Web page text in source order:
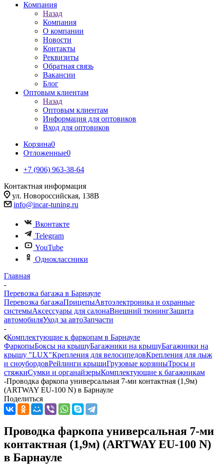
Компания
Назад
Компания
О компании
Новости
Контакты
Реквизиты
Обратная связь
Вакансии
Блог
Оптовым клиентам
Назад
Оптовым клиентам
Информация для оптовиков
Вход для оптовиков
Корзина0
Отложенные0
+7 (906) 963-38-64
Контактная информация
ул. Новороссийская, 138В
info@incar-tuning.ru
Вконтакте
Telegram
YouTube
Одноклассники
Главная
-
Перевозка багажа в Барнауле
Перевозка багажаПрицепыАвтоэлектроника и охранные
системыАксессуары для салонаВнешний тюнингЗащита
автомобиляУход за автоЗапчасти
-
Комплектующие к фаркопам в Барнауле
ФаркопыБоксы на крышуБагажники на крышуБагажники на
крышу "LUX"Крепления для велосипедовКрепления для лыж
и сноубордовРейлинги крышиГрузовые корзиныТросы и
стяжкиСумки и органайзерыКомплектующие к багажникам
-Проводка фаркопа универсальная 7-ми контактная (1,9м)
(ARTWAY EU-100 N) в Барнауле
Поделиться
Проводка фаркопа универсальная 7-ми
контактная (1,9м) (ARTWAY EU-100 N)
в Барнауле